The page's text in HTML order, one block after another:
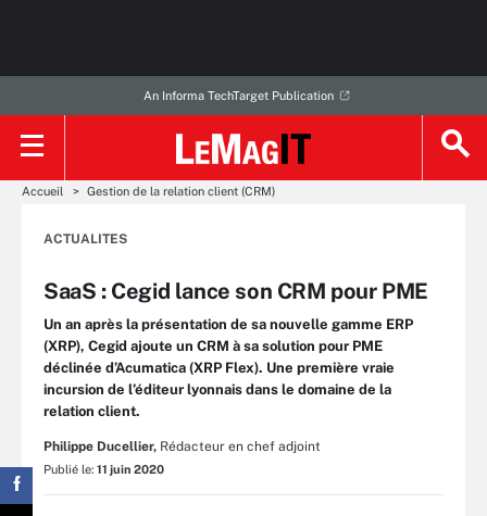
An Informa TechTarget Publication
Accueil Gestion de la relation client (CRM)
ACTUALITES
SaaS : Cegid lance son CRM pour PME
Un an après la présentation de sa nouvelle gamme ERP
(XRP), Cegid ajoute un CRM à sa solution pour PME
déclinée d’Acumatica (XRP Flex). Une première vraie
incursion de l’éditeur lyonnais dans le domaine de la
relation client.
Philippe Ducellier, Rédacteur en chef adjoint
Publié le: 11 juin 2020